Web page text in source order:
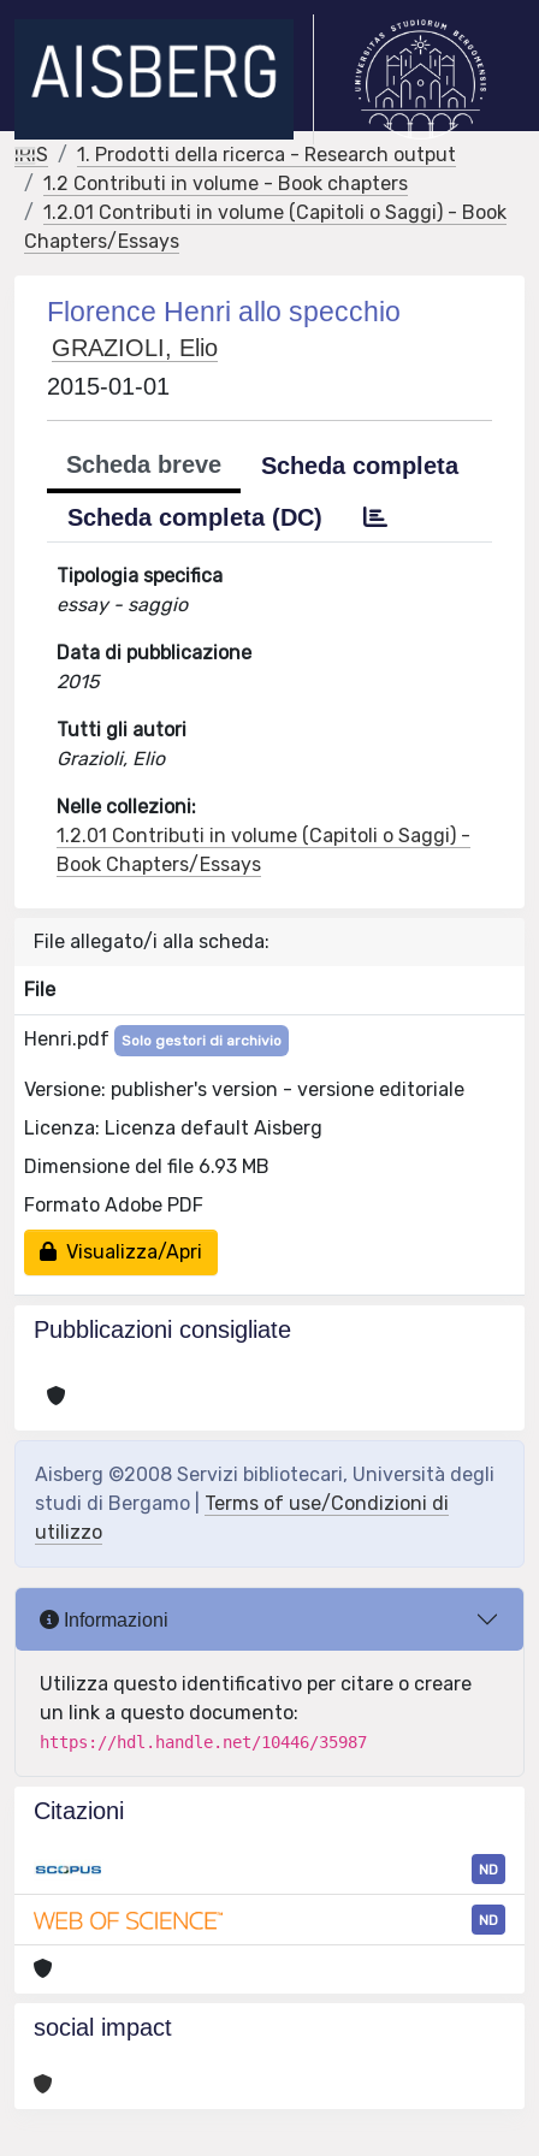
IRIS
1. Prodotti della ricerca - Research output
1.2 Contributi in volume - Book chapters
1.2.01 Contributi in volume (Capitoli o Saggi) - Book
Chapters/Essays
Florence Henri allo specchio
GRAZIOLI, Elio
2015-01-01
Scheda breve
Scheda completa
Scheda completa (DC)
Tipologia specifica
essay - saggio
Data di pubblicazione
2015
Tutti gli autori
Grazioli, Elio
Nelle collezioni:
1.2.01 Contributi in volume (Capitoli o Saggi) -
Book Chapters/Essays
File allegato/i alla scheda:
File
Henri.pdf Solo gestori di archivio
Versione: publisher's version - versione editoriale
Licenza: Licenza default Aisberg
Dimensione del file 6.93 MB
Formato Adobe PDF
Visualizza/Apri
Pubblicazioni consigliate
Aisberg ©2008 Servizi bibliotecari, Università degli
studi di Bergamo | Terms of use/Condizioni di
utilizzo
Informazioni
Utilizza questo identificativo per citare o creare
un link a questo documento:
https://hdl.handle.net/10446/35987
Citazioni
ND
ND
social impact